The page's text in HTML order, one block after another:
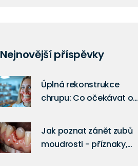
Nejnovější příspěvky
Úplná rekonstrukce
chrupu: Co očekávat od
rekonvalescenci
Jak poznat zánět zubů
moudrosti - příznaky,